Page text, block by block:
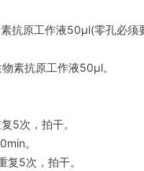
抗原工作液50μl(零孔必须
素抗原工作液50μl。
5次，拍干。
。
5次，拍干。